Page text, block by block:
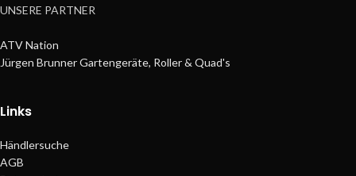
UNSERE PARTNER
ATV Nation
Jürgen Brunner Gartengeräte, Roller & Quad's
Links
Händlersuche
AGB